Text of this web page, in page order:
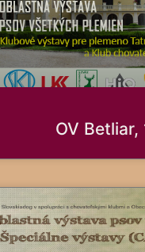
OV Betliar,